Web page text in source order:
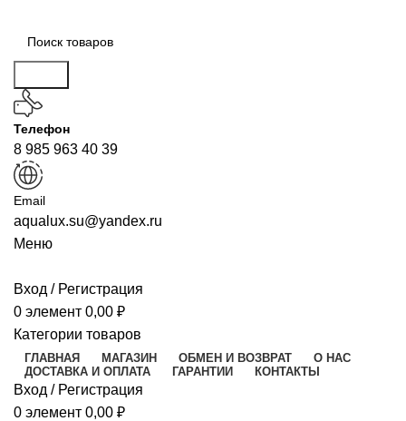
Телефон
8 985 963 40 39
Email
aqualux.su@yandex.ru
Меню
Вход / Регистрация
0 элемент 0,00 ₽
Категории товаров
ГЛАВНАЯ МАГАЗИН ОБМЕН И ВОЗВРАТ
О НАС
ДОСТАВКА И ОПЛАТА
ГАРАНТИИ КОНТАКТЫ
Вход / Регистрация
0 элемент 0,00 ₽